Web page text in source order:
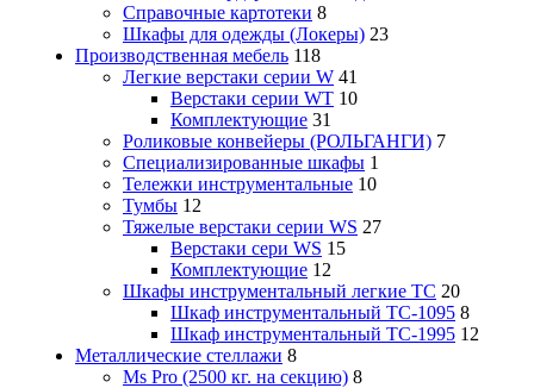
Справочные картотеки 8
Шкафы для одежды (Локеры) 23
Производственная мебель 118
Легкие верстаки серии W 41
Верстаки серии WT 10
Комплектующие 31
Роликовые конвейеры (РОЛЬГАНГИ) 7
Специализированные шкафы 1
Тележки инструментальные 10
Тумбы 12
Тяжелые верстаки серии WS 27
Верстаки сери WS 15
Комплектующие 12
Шкафы инструментальный легкие ТС 20
Шкаф инструментальный TC-1095 8
Шкаф инструментальный TC-1995 12
Металлические стеллажи 8
Ms Pro (2500 кг. на секцию) 8